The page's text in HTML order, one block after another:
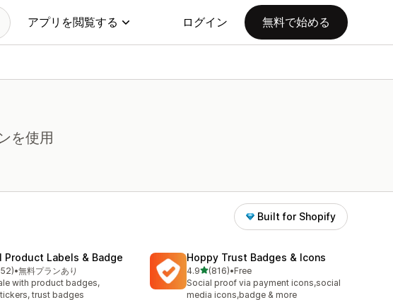
アプリを閲覧する ログイン 無料で始める
を使用
Built for Shopify
Product Labels & Badge
ー数：1152件
•無料プランあり
with product badges,
trust badges
Hoppy Trust Badges & Icons
4.95つ星中
(816)
合計レビュー数：816件
•Free
Social proof via payment icons,social
media icons,badge & more